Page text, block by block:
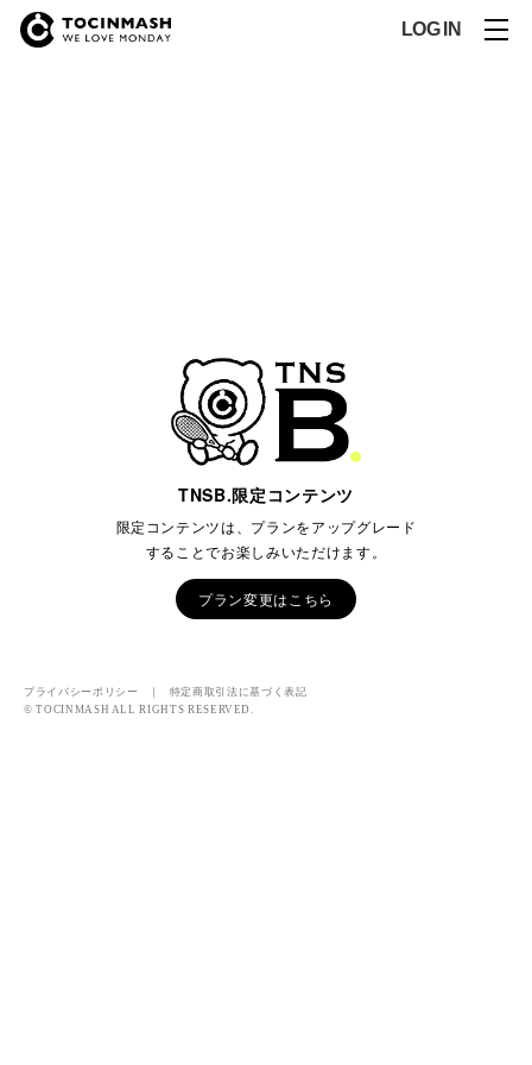
LOG IN
TNSB.限定コンテンツ
限定コンテンツは、プランをアップグレード
することでお楽しみいただけます。
プラン変更はこちら
プライバシーポリシー ｜ 特定商取引法に基づく表記
© TOCINMASH ALL RIGHTS RESERVED.